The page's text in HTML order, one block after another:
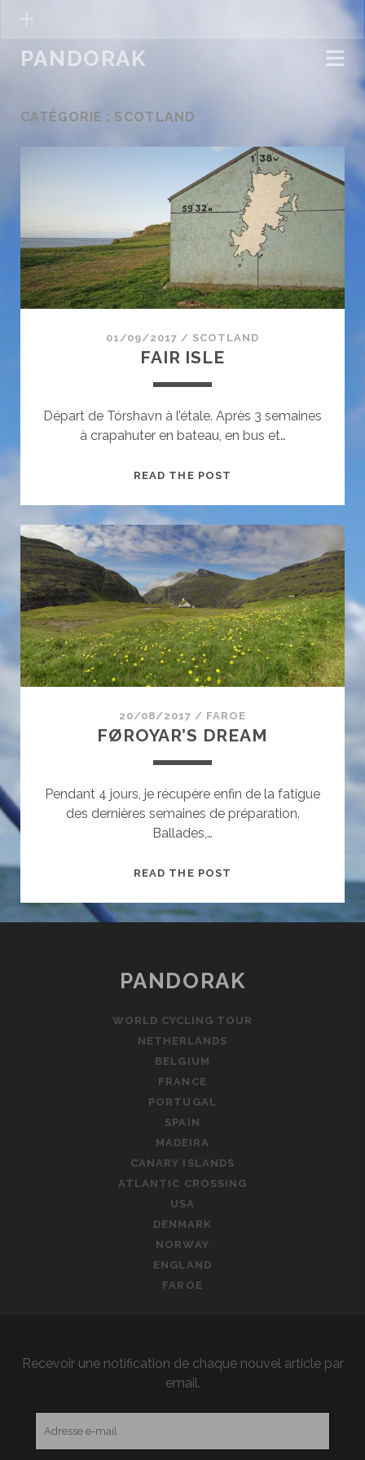
PANDORAK
CATÉGORIE : SCOTLAND
01/09/2017 / SCOTLAND
FAIR ISLE
Départ de Tórshavn à l’étale. Après 3 semaines
à crapahuter en bateau, en bus et…
READ THE POST
20/08/2017 / FAROE
FØROYAR’S DREAM
Pendant 4 jours, je récupère enfin de la fatigue
des dernières semaines de préparation.
Ballades,…
READ THE POST
PANDORAK
WORLD CYCLING TOUR
NETHERLANDS
BELGIUM
FRANCE
PORTUGAL
SPAIN
MADEIRA
CANARY ISLANDS
ATLANTIC CROSSING
USA
DENMARK
NORWAY
ENGLAND
FAROE
Recevoir une notification de chaque nouvel article par
email.